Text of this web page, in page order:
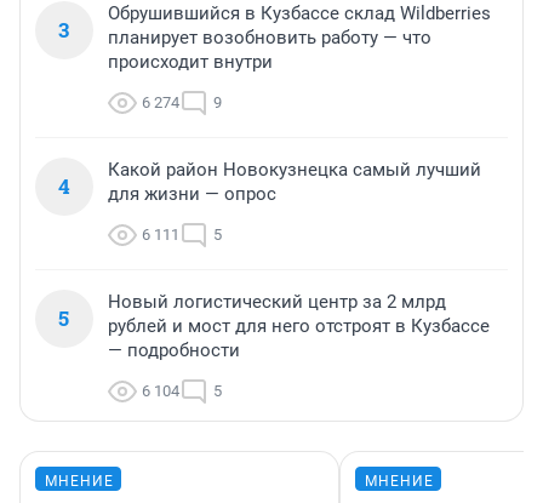
3
Обрушившийся в Кузбассе склад Wildberries
планирует возобновить работу — что
происходит внутри
6 274 9
4
Какой район Новокузнецка самый лучший
для жизни — опрос
6 111 5
5
Новый логистический центр за 2 млрд
рублей и мост для него отстроят в Кузбассе
— подробности
6 104 5
МНЕНИЕ МНЕНИЕ